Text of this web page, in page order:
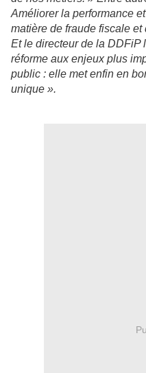
Améliorer la performance
matière de fraude fiscale
Et le directeur de la DDFiP
réforme aux enjeux plus
public : elle met enfin en
unique ».